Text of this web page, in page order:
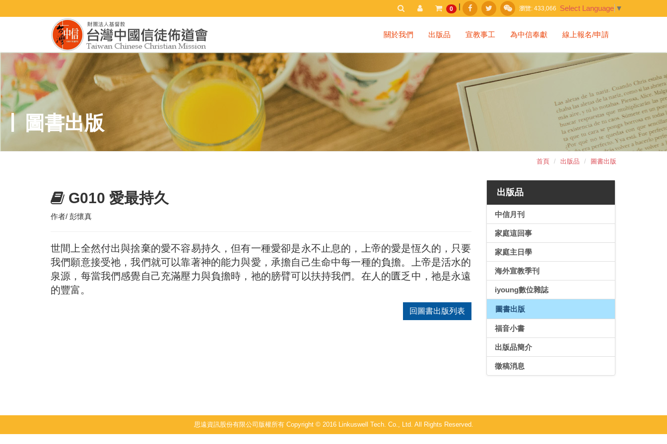
Select Language ▼
瀏覽: 433,066
0 |
關於我們 出版品 宣教事工 為中信奉獻 線上報名/申請
圖書出版
首頁 出版品 圖書出版
G010 愛最持久
作者/ 彭懷真
世間上全然付出與捨棄的愛不容易持久，但有一種愛卻是永不止息的，上帝的愛是恆久的，只要
我們願意接受祂，我們就可以靠著神的能力與愛，承擔自己生命中每一種的負擔。上帝是活水的
泉源，每當我們感覺自己充滿壓力與負擔時，祂的膀臂可以扶持我們。在人的匱乏中，祂是永遠
的豐富。
回圖書出版列表
出版品
中信月刊
家庭這回事
家庭主日學
海外宣教季刊
iyoung數位雜誌
圖書出版
福音小書
出版品簡介
徵稿消息
思遠資訊股份有限公司版權所有 Copyright © 2016 Linkuswell Tech. Co., Ltd. All Rights Reserved.